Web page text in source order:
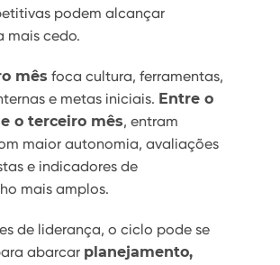
podem alcançar
mais cedo.
mês foca cultura, ferramentas,
e metas iniciais. Entre o
o terceiro mês, entram
maior autonomia, avaliações
e indicadores de
mais amplos.
de liderança, o ciclo pode se
abarcar planejamento,